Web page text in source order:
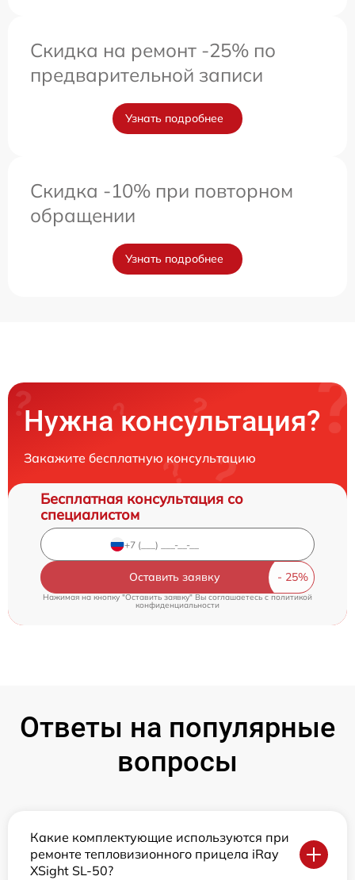
Скидка на ремонт -25% по
предварительной записи
Узнать подробнее
Скидка -10% при повторном
обращении
Узнать подробнее
Нужна консультация?
Закажите бесплатную консультацию
Бесплатная консультация со
специалистом
Оставить заявку
Нажимая на кнопку "Оставить заявку" Вы соглашаетесь c политикой
конфиденциальности
Ответы на популярные
вопросы
Какие комплектующие используются при
ремонте тепловизионного прицела iRay
XSight SL-50?